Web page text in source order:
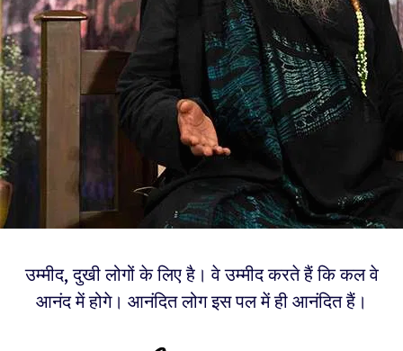
उम्मीद, दुखी लोगों के लिए है। वे उम्मीद करते हैं कि कल वे
आनंद में होगे। आनंदित लोग इस पल में ही आनंदित हैं।